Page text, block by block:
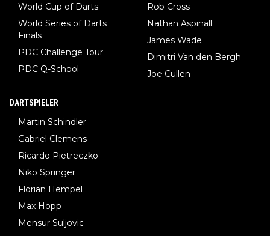
World Cup of Darts
World Series of Darts
Finals
PDC Challenge Tour
PDC Q-School
Rob Cross
Nathan Aspinall
James Wade
Dimitri Van den Bergh
Joe Cullen
DARTSPIELER
Martin Schindler
Gabriel Clemens
Ricardo Pietreczko
Niko Springer
Florian Hempel
Max Hopp
Mensur Suljovic